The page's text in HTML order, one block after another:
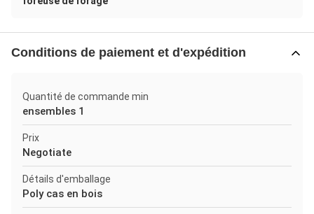
Conditions de paiement et d'expédition
Quantité de commande min
ensembles 1
Prix
Negotiate
Détails d'emballage
Poly cas en bois